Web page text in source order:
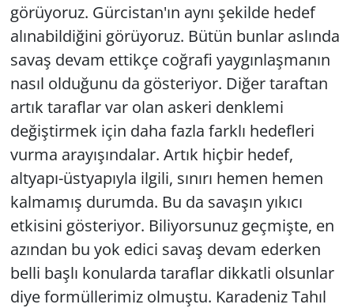
görüyoruz. Gürcistan'ın aynı şekilde hedef
alınabildiğini görüyoruz. Bütün bunlar aslında
savaş devam ettikçe coğrafi yaygınlaşmanın
nasıl olduğunu da gösteriyor. Diğer taraftan
artık taraflar var olan askeri denklemi
değiştirmek için daha fazla farklı hedefleri
vurma arayışındalar. Artık hiçbir hedef,
altyapı-üstyapıyla ilgili, sınırı hemen hemen
kalmamış durumda. Bu da savaşın yıkıcı
etkisini gösteriyor. Biliyorsunuz geçmişte, en
azından bu yok edici savaş devam ederken
belli başlı konularda taraflar dikkatli olsunlar
diye formüllerimiz olmuştu. Karadeniz Tahıl